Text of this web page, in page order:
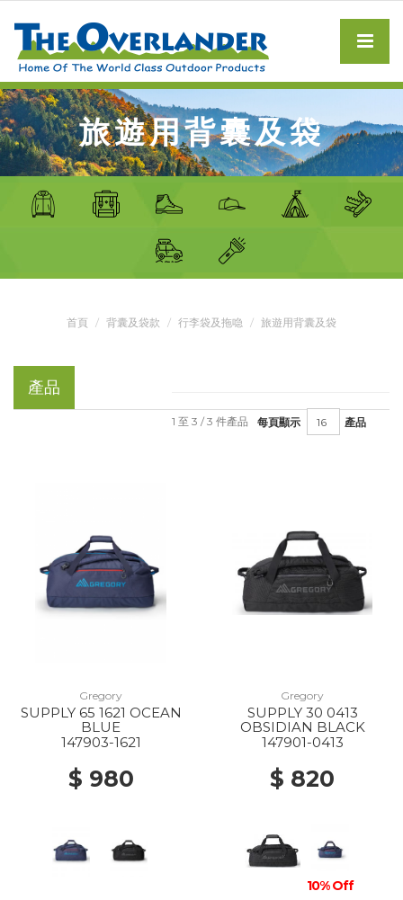
旅遊用背囊及袋
首頁 背囊及袋款 行李袋及拖喼 旅遊用背囊及袋
產品
每頁顯示 產品
1 至 3 / 3 件產品
Gregory
SUPPLY 65 1621 OCEAN
BLUE
147903-1621
$ 980
Gregory
SUPPLY 30 0413
OBSIDIAN BLACK
147901-0413
$ 820
10% Off